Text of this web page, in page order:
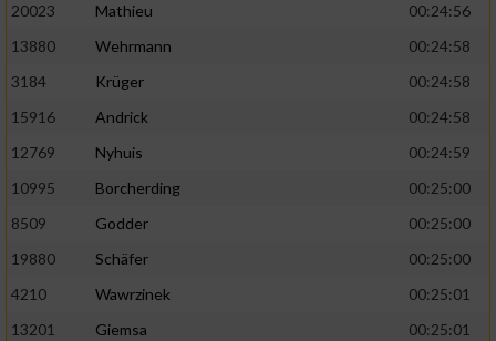
20023
Mathieu
00:24:56
13880
Wehrmann
00:24:58
3184
Krüger
00:24:58
15916
Andrick
00:24:58
12769
Nyhuis
00:24:59
10995
Borcherding
00:25:00
8509
Godder
00:25:00
19880
Schäfer
00:25:00
4210
Wawrzinek
00:25:01
13201
Giemsa
00:25:01